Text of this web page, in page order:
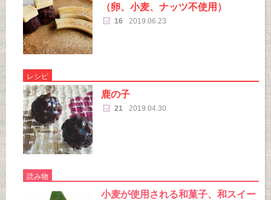
（卵、小麦、ナッツ不使用）
16 2019.06.23
レシピ
鹿の子
21 2019.04.30
読み物
小麦が使用される和菓子、和スイー